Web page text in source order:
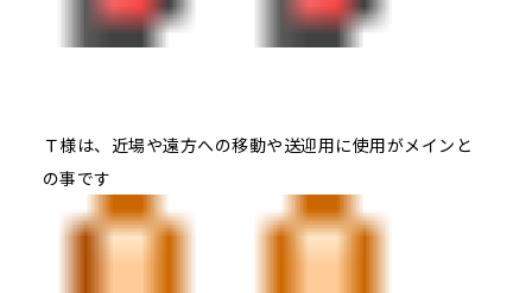
Ｔ様は、近場や遠方への移動や送迎用に使用がメインと
の事です